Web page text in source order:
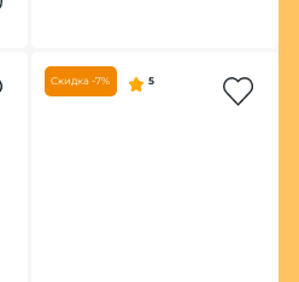
Скидка -7% 5